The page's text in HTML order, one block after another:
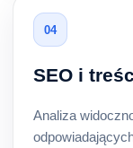
04
SEO i
Analiza